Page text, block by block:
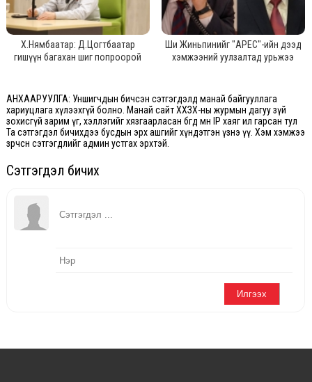
Х.Нямбаатар: Д.Цогтбаатар
гишүүн багахан шиг попроорой
Ши Жиньпинийг "APEC"-ийн дээд
хэмжээний уулзалтад урьжээ
АНХААРУУЛГА: Уншигчдын бичсэн сэтгэгдэлд манай байгууллага
хариуцлага хүлээхгүй болно. Манай сайт ХХЗХ-ны журмын дагуу зүй
зохисгүй зарим үг, хэллэгийг хязгаарласан бөгөөд мөн IP хаяг ил гарсан тул
Та сэтгэгдэл бичихдээ бусдын эрх ашгийг хүндэтгэн үзнэ үү. Хэм хэмжээ
зөрчсөн сэтгэгдлийг админ устгах эрхтэй.
Сэтгэгдэл бичих